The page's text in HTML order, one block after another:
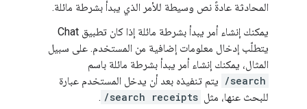
المحادثة عادةً نص وسيطة للأمر الذي يبدأ بشرطة مائلة.
يمكنك إنشاء أمر يبدأ بشرطة مائلة إذا كان تطبيق Chat
يتطلّب إدخال معلومات إضافية من المستخدم. على سبيل
المثال، يمكنك إنشاء أمر يبدأ بشرطة مائلة باسم
/search يتم تنفيذه بعد أن يدخل المستخدم عبارة
للبحث عنها، مثل /search receipts
.